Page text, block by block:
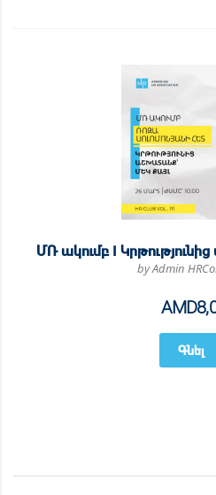
ՄՌ ակումբ I
by Admin
AMD
Գնել